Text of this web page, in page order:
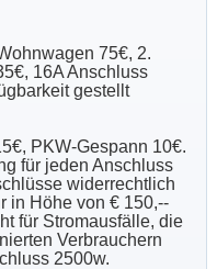
75€, 2.
16A Anschluss
gestellt
PKW-Gespann 10€.
für jeden Anschluss
widerrechtlich
in Höhe von € 150,--
für Stromausfälle, die
Verbrauchern
2500w.